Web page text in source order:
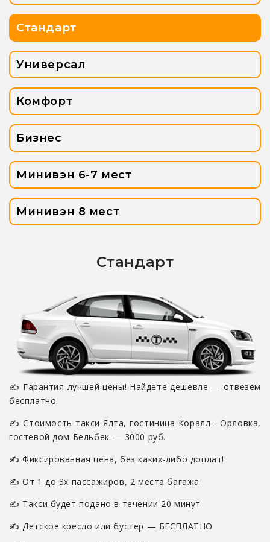
Стандарт
Универсал
Комфорт
Бизнес
Минивэн 6-7 мест
Минивэн 8 мест
Стандарт
✍ Гарантия лучшей цены! Найдете дешевле — отвезём
бесплатно.
✍ Стоимость такси Ялта, гостиница Коралл - Орловка,
гостевой дом Бельбек — 3000 руб.
✍ Фиксированная цена, без каких-либо доплат!
✍ От 1 до 3х пассажиров, 2 места багажа
✍ Такси будет подано в течении 20 минут
✍ Детское кресло или бустер — БЕСПЛАТНО